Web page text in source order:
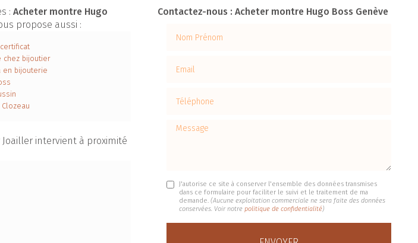
: Acheter montre Hugo
propose aussi :
chez bijoutier
en bijouterie
Joailler intervient à proximité
Contactez-nous : Acheter montre Hugo Boss Genève
Message
J'autorise ce site à conserver l'ensemble des données transmises
dans ce formulaire pour faciliter le suivi et le traitement de ma
demande. (Aucune exploitation commerciale ne sera faite des données
conservées. Voir notre politique de confidentialité)